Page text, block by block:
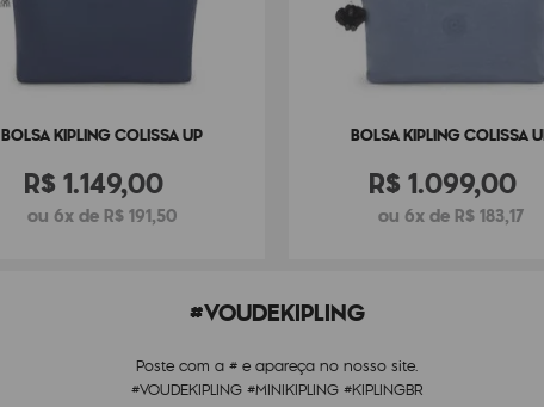
BOLSA KIPLING COLISSA UP
R$1.149,00
ou 6x de R$ 191,50
BOLSA KIPLING COLISSA
R$1.099,00
ou 6x de R$ 183,17
#VOUDEKIPLING
Poste com a # e apareça no nosso site.
#VOUDEKIPLING #MINIKIPLING #KIPLINGBR